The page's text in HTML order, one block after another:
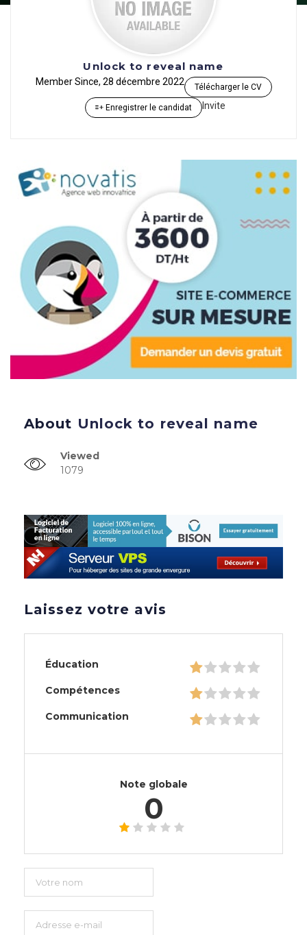
Unlock to reveal name
Member Since, 28 décembre 2022 Télécharger le CV
Enregistrer le candidat Invite
About Unlock to reveal name
Viewed
1079
Laissez votre avis
Éducation
Compétences
Communication
Note globale
0